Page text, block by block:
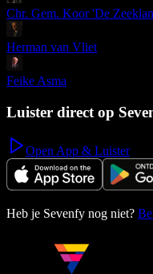
Chr. Gem. Koor 'De
Herman van Vliet
Feike Asma
Luister direct op
Open App & Luister
Heb je Sevenfy nog niet?